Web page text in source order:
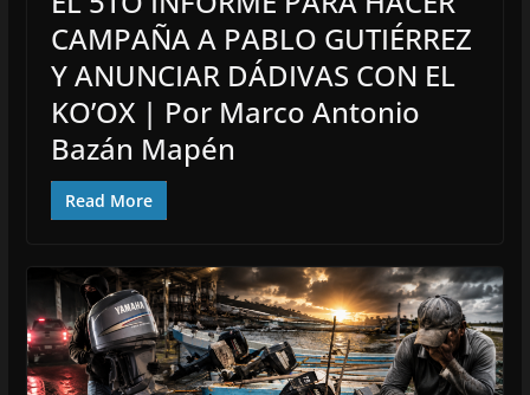
CAMPAÑA A PABLO GUTIÉRREZ
Y ANUNCIAR DÁDIVAS CON EL
KO’OX | Por Marco Antonio
Bazán Mapén
Read More